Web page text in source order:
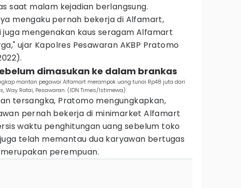
saat malam kejadian berlangsung.
mengaku pernah bekerja di Alfamart,
mengenakan kaus seragam Alfamart
ujar Kapolres Pesawaran AKBP Pratomo
dimasukan ke dalam brankas
mantan pegawai Alfamart merampok uang tunai Rp48 juta dari
Way Ratai, Pesawaran. (IDN Times/Istimewa)
tersangka, Pratomo mengungkapkan,
pernah bekerja di minimarket Alfamart
waktu penghitungan uang sebelum toko
telah memantau dua karyawan bertugas
perempuan.